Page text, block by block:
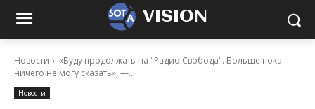
VISION
Новости
«Буду продолжать на "Радио Свобода". Больше пока
ничего не могу сказать», —...
Новости